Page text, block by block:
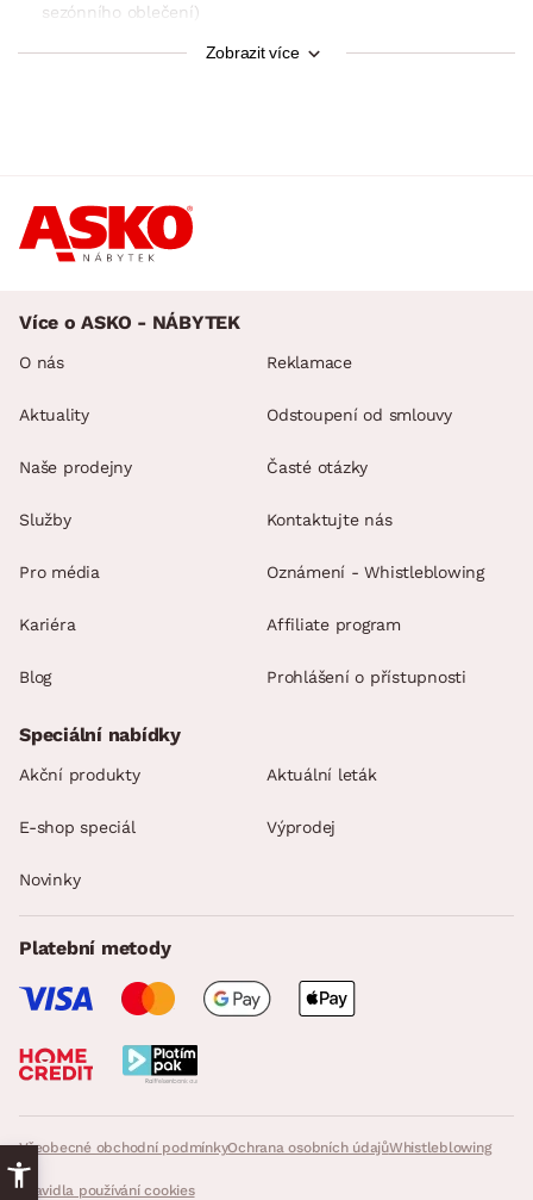
sezónního oblečení)
najde své místo v komoře, garsonce nebo na půdě
Zobrazit více
Více o ASKO - NÁBYTEK
O nás
Aktuality
Naše prodejny
Služby
Pro média
Kariéra
Blog
Reklamace
Odstoupení od smlouvy
Časté otázky
Kontaktujte nás
Oznámení - Whistleblowing
Affiliate program
Prohlášení o přístupnosti
Všeobecné obchodní podmínkyOchrana osobních údajůWhistleblowing
Pravidla používání cookies
Speciální nabídky
Akční produkty Aktuální leták
E-shop speciál Výprodej
Novinky
Platební metody